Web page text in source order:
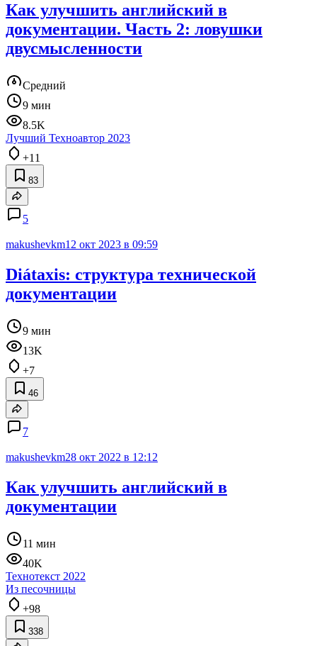
Как улучшить английский в
документации. Часть 2: ловушки
двусмысленности
Средний
9 мин
8.5K
Лучший Техноавтор 2023
+11
83
5
makushevkm12 окт 2023 в 09:59
Diátaxis: структура технической
документации
9 мин
13K
+7
46
7
makushevkm28 окт 2022 в 12:12
Как улучшить английский в
документации
11 мин
40K
Технотекст 2022
Из песочницы
+98
338